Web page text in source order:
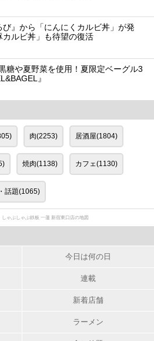
び』から「にんにくカルビ丼」が発
カルビ丼」も待望の復活
糖や夏野菜を使用！夏限定ベーグル3
』
肉(2253) 居酒屋(1804)
焼肉(1138) カフェ(1130)
話題(1065)
しゃぶしゃぶ鉄板 一蓮 新宿東口店の地図
今日は何の日
連載
新着店舗
ラーメン